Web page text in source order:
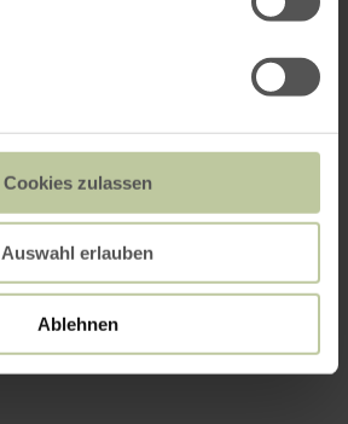
Cookies zulassen
Auswahl erlauben
Ablehnen